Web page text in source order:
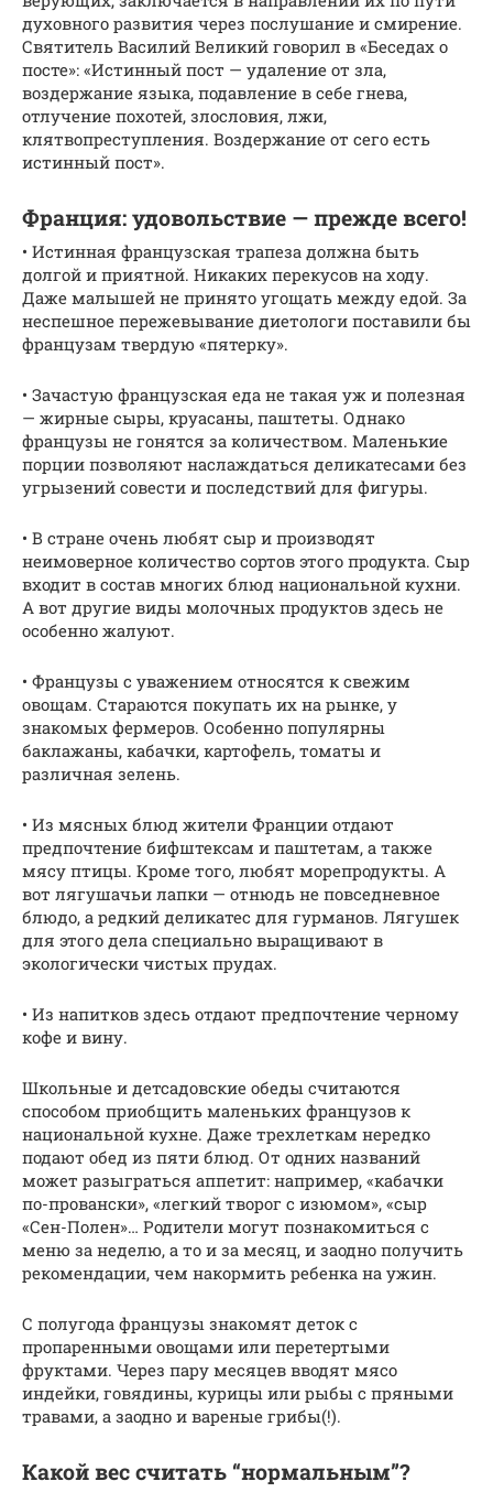
духовного развития через послушание и смирение.
Святитель Василий Великий говорил в «Беседах о
посте»: «Истинный пост — удаление от зла,
воздержание языка, подавление в себе гнева,
отлучение похотей, злословия, лжи,
клятвопреступления. Воздержание от сего есть
истинный пост».
Франция: удовольствие — прежде всего!
• Истинная французская трапеза должна быть
долгой и приятной. Никаких перекусов на ходу.
Даже малышей не принято угощать между едой. За
неспешное пережевывание диетологи поставили бы
французам твердую «пятерку».
• Зачастую французская еда не такая уж и полезная
— жирные сыры, круасаны, паштеты. Однако
французы не гонятся за количеством. Маленькие
порции позволяют наслаждаться деликатесами без
угрызений совести и последствий для фигуры.
• В стране очень любят сыр и производят
неимоверное количество сортов этого продукта. Сыр
входит в состав многих блюд национальной кухни.
А вот другие виды молочных продуктов здесь не
особенно жалуют.
• Французы с уважением относятся к свежим
овощам. Стараются покупать их на рынке, у
знакомых фермеров. Особенно популярны
баклажаны, кабачки, картофель, томаты и
различная зелень.
• Из мясных блюд жители Франции отдают
предпочтение бифштексам и паштетам, а также
мясу птицы. Кроме того, любят морепродукты. А
вот лягушачьи лапки — отнюдь не повседневное
блюдо, а редкий деликатес для гурманов. Лягушек
для этого дела специально выращивают в
экологически чистых прудах.
• Из напитков здесь отдают предпочтение черному
кофе и вину.
Школьные и детсадовские обеды считаются
способом приобщить маленьких французов к
национальной кухне. Даже трехлеткам нередко
подают обед из пяти блюд. От одних названий
может разыграться аппетит: например, «кабачки
по-провански», «легкий творог с изюмом», «сыр
«Сен-Полен»… Родители могут познакомиться с
меню за неделю, а то и за месяц, и заодно получить
рекомендации, чем накормить ребенка на ужин.
С полугода французы знакомят деток с
пропаренными овощами или перетертыми
фруктами. Через пару месяцев вводят мясо
индейки, говядины, курицы или рыбы с пряными
травами, а заодно и вареные грибы(!).
Какой вес считать “нормальным”?